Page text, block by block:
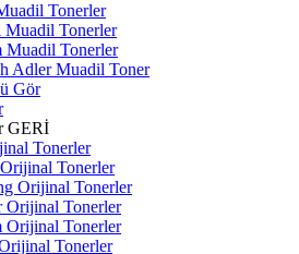
Tonerler
Tonerler
Muadil Tonerler
Adler Muadil Toner
Gör
GERİ
Tonerler
Tonerler
Orijinal Tonerler
Orijinal Tonerler
Orijinal Tonerler
Tonerler